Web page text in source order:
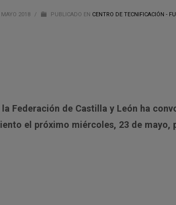
2018 / PUBLICADO EN CENTRO DE TECNIFICACIÓN -
Federación de Castilla y León ha
el próximo miércoles, 23 de